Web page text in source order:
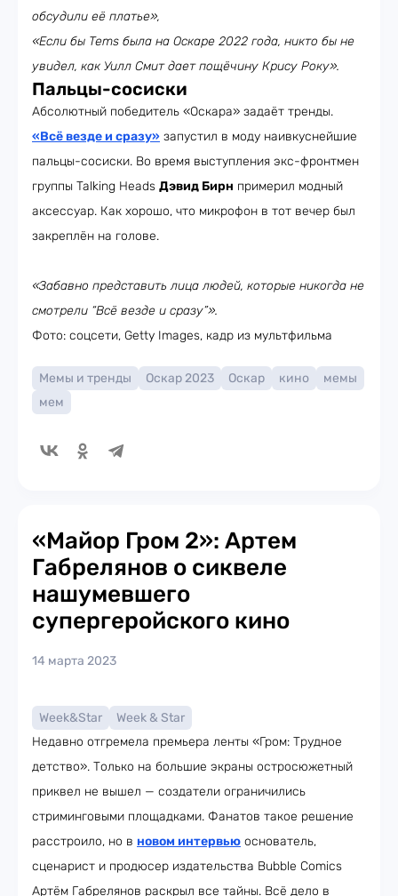
обсудили её платье»,
«Если бы Tems была на Оскаре 2022 года, никто бы не
увидел, как Уилл Смит дает пощёчину Крису Року».
Пальцы-сосиски
Абсолютный победитель «Оскара» задаёт тренды.
«Всё везде и сразу» запустил в моду наивкуснейшие
пальцы-сосиски. Во время выступления экс-фронтмен
группы Talking Heads Дэвид Бирн примерил модный
аксессуар. Как хорошо, что микрофон в тот вечер был
закреплён на голове.
«Забавно представить лица людей, которые никогда не
смотрели “Всё везде и сразу”».
Фото: соцсети, Getty Images, кадр из мультфильма
Мемы и тренды Оскар 2023 Оскар кино
мемы
мем
«Майор Гром 2»: Артем
Габрелянов о сиквеле
нашумевшего
супергеройского кино
14 марта 2023
Week&Star
Week & Star
Недавно отгремела премьера ленты «Гром: Трудное
детство». Только на большие экраны остросюжетный
приквел не вышел — создатели ограничились
стриминговыми площадками. Фанатов такое решение
расстроило, но в новом интервью основатель,
сценарист и продюсер издательства Bubble Comics
Артём Габрелянов раскрыл все тайны. Всё дело в